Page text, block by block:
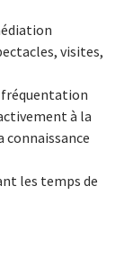
visites,
fréquentation
à la
les temps de